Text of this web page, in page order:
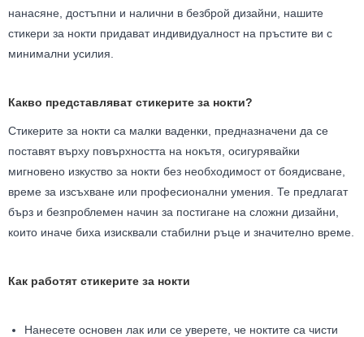
нанасяне, достъпни и налични в безброй дизайни, нашите
стикери за нокти придават индивидуалност на пръстите ви с
минимални усилия.
Какво представляват стикерите за нокти?
Стикерите за нокти са малки ваденки, предназначени да се
поставят върху повърхността на нокътя, осигурявайки
мигновено изкуство за нокти без необходимост от боядисване,
време за изсъхване или професионални умения. Те предлагат
бърз и безпроблемен начин за постигане на сложни дизайни,
които иначе биха изисквали стабилни ръце и значително време.
Как работят стикерите за нокти
Нанесете основен лак или се уверете, че ноктите са чисти